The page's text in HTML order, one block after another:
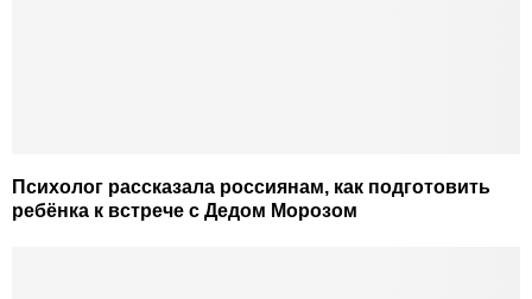
Психолог рассказала россиянам, как подготовить
ребёнка к встрече с Дедом Морозом